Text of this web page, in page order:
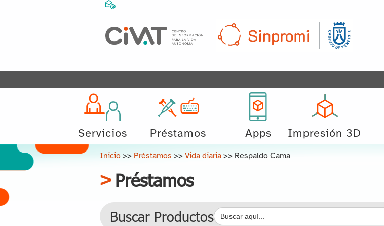
Servicios Préstamos Apps Impresión 3D
Inicio >> Préstamos >> Vida diaria >> Respaldo Cama
Préstamos
Buscar ProductosBuscar: